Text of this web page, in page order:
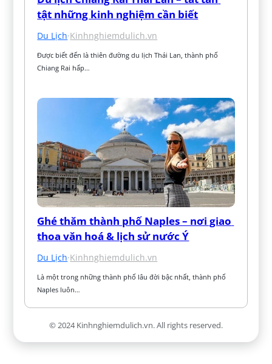
tật những kinh nghiệm cần biết
Du Lịch·Kinhnghiemdulich.vn
Được biết đến là thiên đường du lịch Thái Lan, thành phố
Chiang Rai hấp…
Ghé thăm thành phố Naples – nơi giao
thoa văn hoá & lịch sử nước Ý
Du Lịch·Kinhnghiemdulich.vn
Là một trong những thành phố lâu đời bậc nhất, thành phố
Naples luôn…
© 2024 Kinhnghiemdulich.vn. All rights reserved.